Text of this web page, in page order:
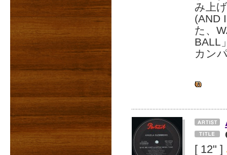
み上
(AND
た、
BALL
カン
[ 12" ]